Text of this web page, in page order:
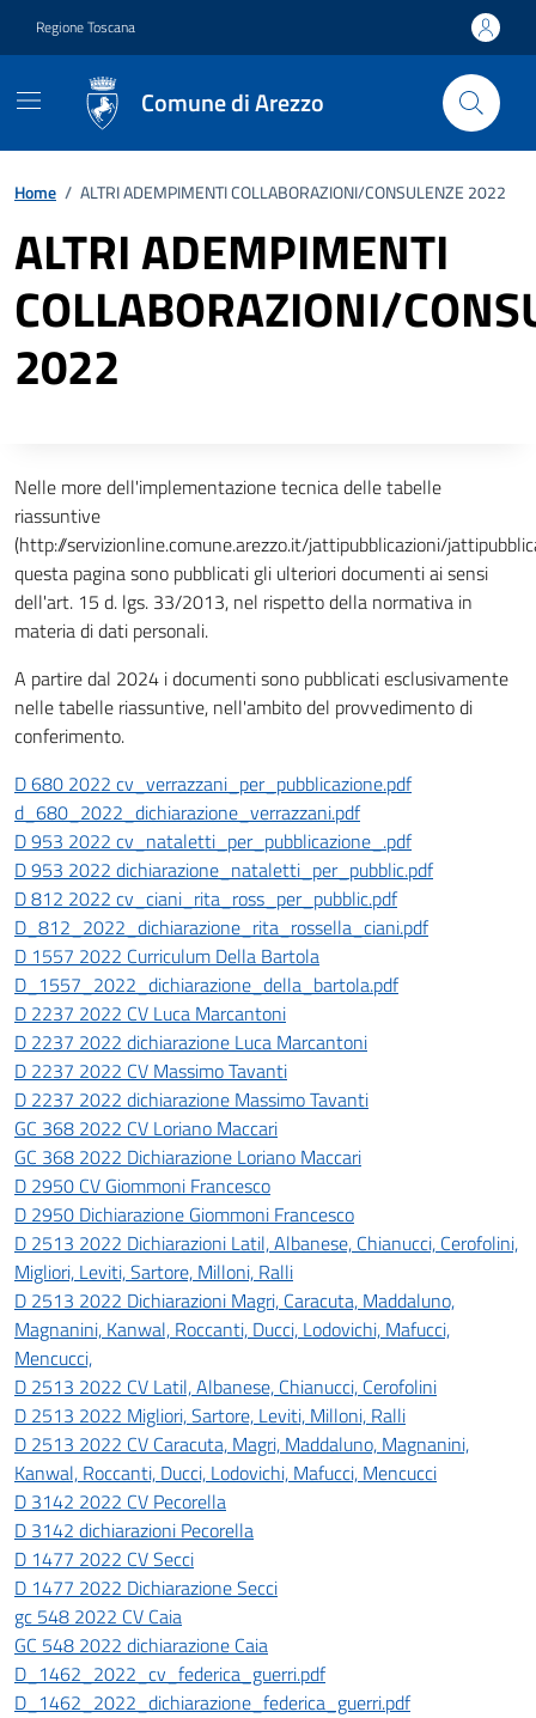
Regione Toscana
Comune di Arezzo
Home / ALTRI ADEMPIMENTI COLLABORAZIONI/CONSULENZE 2022
ALTRI ADEMPIMENTI
COLLABORAZIONI/
2022
Descrizione completa
Nelle more dell'implementazione tecnica delle tabelle
riassuntive
(http://servizionline.comune.arezzo.it/jattipubblicazioni/
questa pagina sono pubblicati gli ulteriori documenti ai sensi
dell'art. 15 d. lgs. 33/2013, nel rispetto della normativa in
materia di dati personali.
A partire dal 2024 i documenti sono pubblicati esclusivamente
nelle tabelle riassuntive, nell'ambito del provvedimento di
conferimento.
D 680 2022 cv_verrazzani_per_pubblicazione.pdf
d_680_2022_dichiarazione_verrazzani.pdf
D 953 2022 cv_nataletti_per_pubblicazione_.pdf
D 953 2022 dichiarazione_nataletti_per_pubblic.pdf
D 812 2022 cv_ciani_rita_ross_per_pubblic.pdf
D_812_2022_dichiarazione_rita_rossella_ciani.pdf
D 1557 2022 Curriculum Della Bartola
D_1557_2022_dichiarazione_della_bartola.pdf
D 2237 2022 CV Luca Marcantoni
D 2237 2022 dichiarazione Luca Marcantoni
D 2237 2022 CV Massimo Tavanti
D 2237 2022 dichiarazione Massimo Tavanti
GC 368 2022 CV Loriano Maccari
GC 368 2022 Dichiarazione Loriano Maccari
D 2950 CV Giommoni Francesco
D 2950 Dichiarazione Giommoni Francesco
D 2513 2022 Dichiarazioni Latil, Albanese, Chianucci, Cerofolini,
Migliori, Leviti, Sartore, Milloni, Ralli
D 2513 2022 Dichiarazioni Magri, Caracuta, Maddaluno,
Magnanini, Kanwal, Roccanti, Ducci, Lodovichi, Mafucci,
Mencucci,
D 2513 2022 CV Latil, Albanese, Chianucci, Cerofolini
D 2513 2022 Migliori, Sartore, Leviti, Milloni, Ralli
D 2513 2022 CV Caracuta, Magri, Maddaluno, Magnanini,
Kanwal, Roccanti, Ducci, Lodovichi, Mafucci, Mencucci
D 3142 2022 CV Pecorella
D 3142 dichiarazioni Pecorella
D 1477 2022 CV Secci
D 1477 2022 Dichiarazione Secci
gc 548 2022 CV Caia
GC 548 2022 dichiarazione Caia
D_1462_2022_cv_federica_guerri.pdf
D_1462_2022_dichiarazione_federica_guerri.pdf